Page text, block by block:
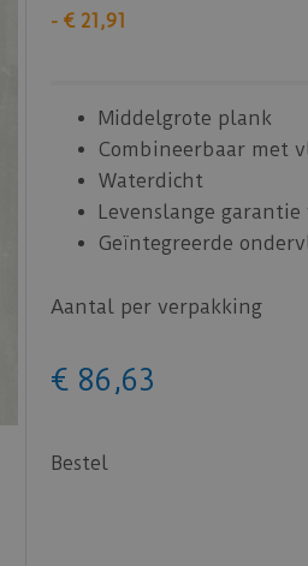
- € 21,91
Middelgrote plank
Combineerbaar met
Waterdicht
Levenslange
Geïntegreerde
Aantal per verpakking
€ 86 ,63
Bestel